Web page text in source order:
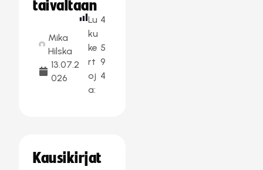
taivaltaan
Mika
Hilska
13.07.2
026
Lu
ku
ke
rt
oj
a:
4
5
9
4
Kausikirjat